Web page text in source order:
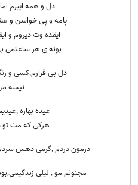
دل و همه ایبرم
پامه و پی خواسن و
ایقده وت دیروم و
بونه ی هر
دل بی قرارم,کسی و
نیسه
عیده بهاره
هرکی که مث تو
درمون دردم ,گرمی دهس
مجنونم مو , لیلی